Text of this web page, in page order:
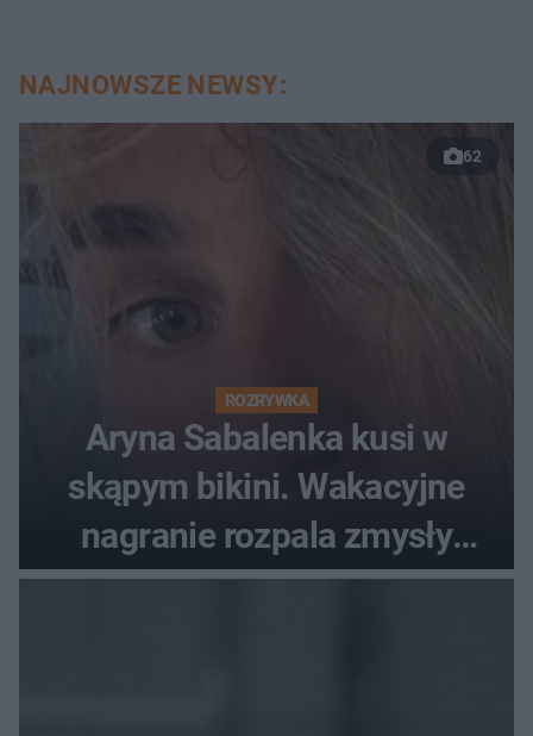
NAJNOWSZE NEWSY:
62
ROZRYWKA
Aryna Sabalenka kusi w
skąpym bikini. Wakacyjne
nagranie rozpala zmysły
fanów